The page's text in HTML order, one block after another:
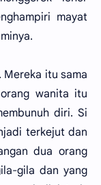
mayat
itu sama
wanita itu
diri. Si
terkejut dan
dua orang
gila dan yang